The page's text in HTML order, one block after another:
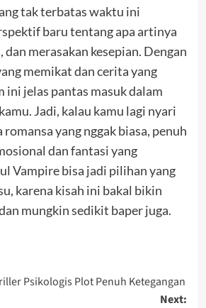
tak terbatas waktu ini
baru tentang apa artinya
merasakan kesepian. Dengan
memikat dan cerita yang
ini jelas pantas masuk dalam
Jadi, kalau kamu lagi nyari
yang nggak biasa, penuh
dan fantasi yang
Vampire bisa jadi pilihan yang
karena kisah ini bakal bikin
mungkin sedikit baper juga.
Psikologis Plot Penuh Ketegangan
Next: